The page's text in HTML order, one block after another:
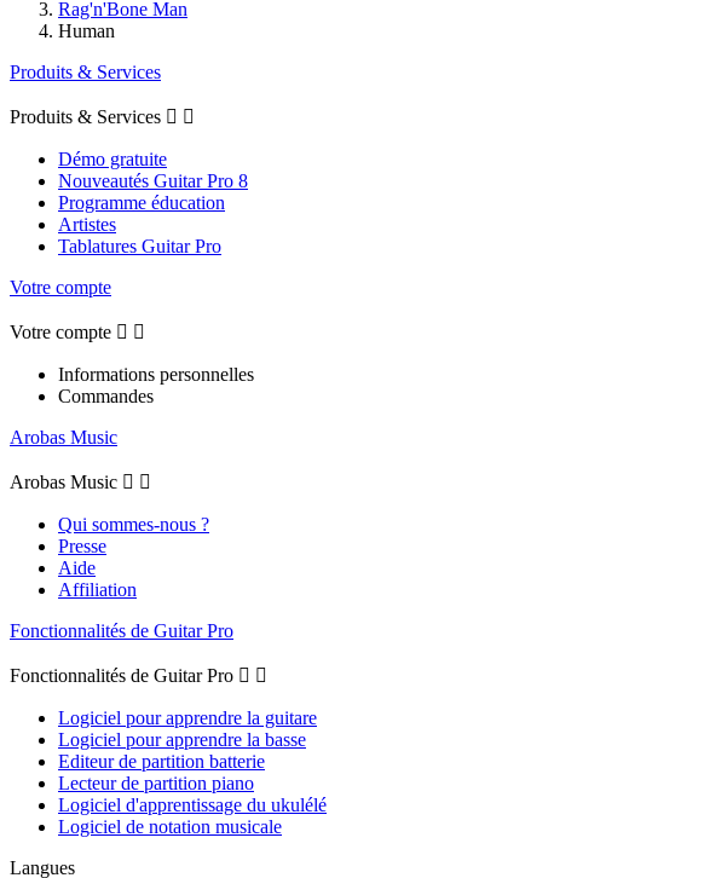
Rag'n'Bone Man
Human
Produits & Services
Produits & Services  
Démo gratuite
Nouveautés Guitar Pro 8
Programme éducation
Artistes
Tablatures Guitar Pro
Votre compte
Votre compte  
Informations personnelles
Commandes
Arobas Music
Arobas Music  
Qui sommes-nous ?
Presse
Aide
Affiliation
Fonctionnalités de Guitar Pro
Fonctionnalités de Guitar Pro  
Logiciel pour apprendre la guitare
Logiciel pour apprendre la basse
Editeur de partition batterie
Lecteur de partition piano
Logiciel d'apprentissage du ukulélé
Logiciel de notation musicale
Langues